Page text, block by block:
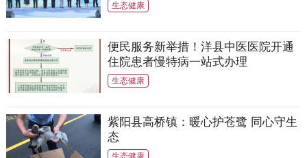
生态健康
便民服务新举措！洋县中医医院开通
住院患者慢特病一站式办理
生态健康
紫阳县高桥镇：暖心护苍鹭 同心守生
态
生态健康